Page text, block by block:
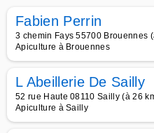
Fabien Perrin
3 chemin Fays 55700 Brouennes
Apiculture à Brouennes
L Abeillerie De Sailly
52 rue Haute 08110 Sailly (à 26
Apiculture à Sailly